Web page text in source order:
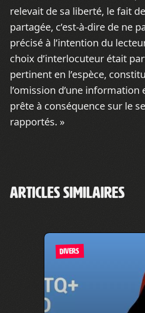
relevait de sa liberté, le fait
partagée, c’est-à-dire de ne
précisé à l’intention du
choix d’interlocuteur était
pertinent en l’espèce,
l’omission d’une information
prête à conséquence sur le
rapportés. »
Articles similaires
DIVERS